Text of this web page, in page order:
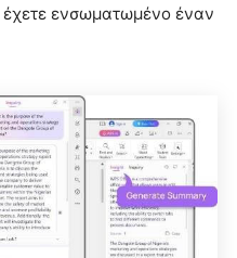
έχετε ενσωματωμένο έναν